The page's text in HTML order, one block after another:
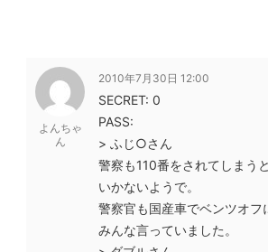
よんちゃ
ん
2010年7月30日 12:00
SECRET: 0
PASS:
> ふじ○さん
警察も110番をされてしまう
いかないようで。
警察官も国産車でベンツオフ
みんな言っていました。